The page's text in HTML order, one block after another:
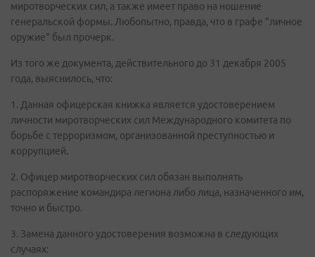
миротворческих сил, а также имеет право на ношение
генеральской формы. Любопытно, правда, что в графе "личное
оружие" был прочерк.
Из того же документа, действительного до 31 декабря 2005
года, выяснилось, что:
1. Данная офицерская книжка является удостоверением
личности миротворческих сил Международного комитета по
борьбе с терроризмом, организованной преступностью и
коррупцией.
2. Офицер миротворческих сил обязан выполнять
распоряжение командира легиона либо лица, назначенного им,
точно и быстро.
3. Замена данного удостоверения возможна в следующих
случаях: